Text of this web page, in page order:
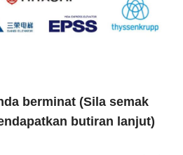
berminat (Sila semak
butiran lanjut)